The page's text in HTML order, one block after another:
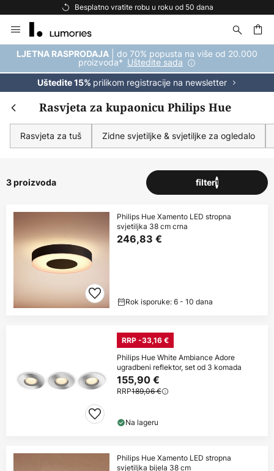
Besplatno vratite robu u roku od 50 dana
to
Content
LJETNA RASPRODAJA | do 70% popusta na više od 20.000
proizvoda* Uštedite sada
Uštedite 15% prilikom registracije na newsletter
Rasvjeta za kupaonicu Philips Hue
Rasvjeta za tuš Zidne svjetiljke & svjetiljke za ogledalo
3 proizvoda filter1
Philips Hue Xamento LED stropna
svjetiljka 38 cm crna
246,83 €
Rok isporuke: 6 - 10 dana
RRP -33,16 €
Philips Hue White Ambiance Adore
ugradbeni reflektor, set od 3 komada
155,90 €
RRP189,06 €
Na lageru
Philips Hue Xamento LED stropna
svjetiljka bijela 38 cm